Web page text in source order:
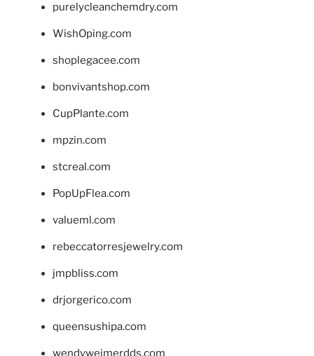
purelycleanchemdry.com
WishOping.com
shoplegacee.com
bonvivantshop.com
CupPlante.com
mpzin.com
stcreal.com
PopUpFlea.com
valueml.com
rebeccatorresjewelry.com
jmpbliss.com
drjorgerico.com
queensushipa.com
wendyweimerdds.com